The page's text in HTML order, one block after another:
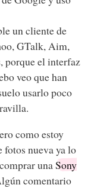
un cliente de
GTalk, Aim,
porque el interfaz
veo que han
usarlo poco
como estoy
fotos nueva ya lo
unaSony
comentario